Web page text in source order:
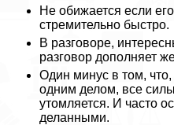
Не обижается если
стремительно быстро.
В разговоре,
разговор дополняет
Один минус в том,
одним делом, все
утомляется. И часто
деланными.